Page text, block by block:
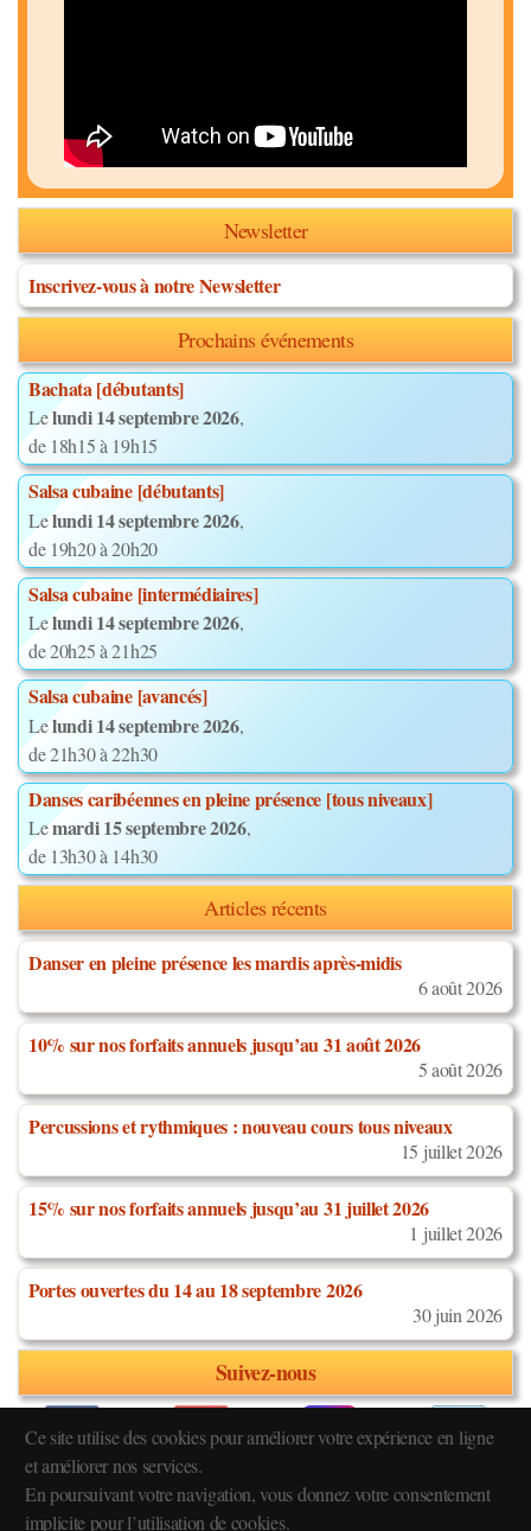
Newsletter
Inscrivez-vous à notre Newsletter
Prochains événements
Bachata [débutants]
Lelundi 14 septembre 2026,
de 18h15 à 19h15
Salsa cubaine [débutants]
Lelundi 14 septembre 2026,
de 19h20 à 20h20
Salsa cubaine [intermédiaires]
Lelundi 14 septembre 2026,
de 20h25 à 21h25
Salsa cubaine [avancés]
Lelundi 14 septembre 2026,
de 21h30 à 22h30
Danses caribéennes en pleine présence [tous niveaux]
Lemardi 15 septembre 2026,
de 13h30 à 14h30
Articles récents
Danser en pleine présence les mardis après-midis
6 août 2026
10% sur nos forfaits annuels jusqu’au 31 août 2026
5 août 2026
Percussions et rythmiques : nouveau cours tous niveaux
15 juillet 2026
15% sur nos forfaits annuels jusqu’au 31 juillet 2026
1 juillet 2026
Portes ouvertes du 14 au 18 septembre 2026
30 juin 2026
Suivez-nous
Réglement intérieur
Ce site utilise des cookies pour améliorer votre expérience en ligne
et améliorer nos services.
En poursuivant votre navigation, vous donnez votre consentement
implicite pour l’utilisation de cookies.